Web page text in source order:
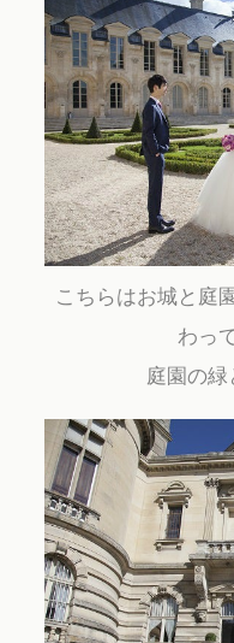
こちらはお城と庭
わっ
庭園の